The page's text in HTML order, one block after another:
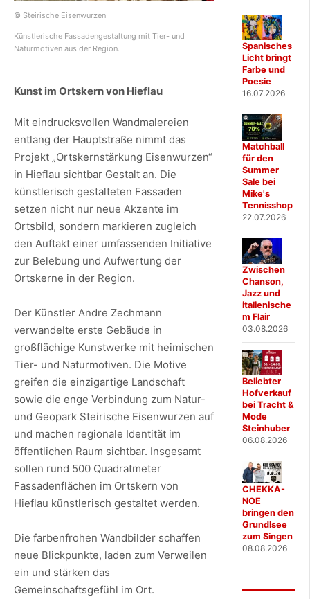
© Steirische Eisenwurzen
Künstlerische Fassadengestaltung mit Tier- und
Naturmotiven aus der Region.
Kunst im Ortskern von Hieflau
Mit eindrucksvollen Wandmalereien
entlang der Hauptstraße nimmt das
Projekt „Ortskernstärkung Eisenwurzen“
in Hieflau sichtbar Gestalt an. Die
künstlerisch gestalteten Fassaden
setzen nicht nur neue Akzente im
Ortsbild, sondern markieren zugleich
den Auftakt einer umfassenden Initiative
zur Belebung und Aufwertung der
Ortskerne in der Region.
Der Künstler Andre Zechmann
verwandelte erste Gebäude in
großflächige Kunstwerke mit heimischen
Tier- und Naturmotiven. Die Motive
greifen die einzigartige Landschaft
sowie die enge Verbindung zum Natur-
und Geopark Steirische Eisenwurzen auf
und machen regionale Identität im
öffentlichen Raum sichtbar. Insgesamt
sollen rund 500 Quadratmeter
Fassadenflächen im Ortskern von
Hieflau künstlerisch gestaltet werden.
Die farbenfrohen Wandbilder schaffen
neue Blickpunkte, laden zum Verweilen
ein und stärken das
Gemeinschaftsgefühl im Ort.
Spanisches
Licht bringt
Farbe und
Poesie
16.07.2026
Matchball
für den
Summer
Sale bei
Mike's
Tennisshop
22.07.2026
Zwischen
Chanson,
Jazz und
italienische
m Flair
03.08.2026
Beliebter
Hofverkauf
bei Tracht &
Mode
Steinhuber
06.08.2026
CHEKKA-
NOE
bringen den
Grundlsee
zum Singen
08.08.2026